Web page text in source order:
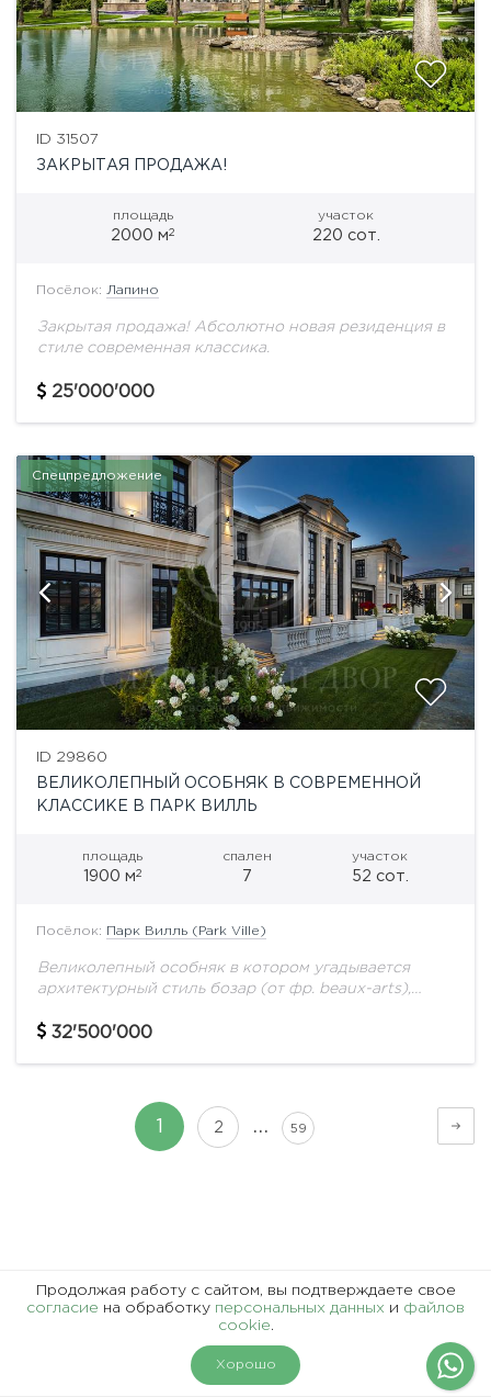
На карте
ID 31507
ЗАКРЫТАЯ ПРОДАЖА!
площадь
2000 м2
участок
220 сот.
Посёлок: Лапино
Закрытая продажа! Абсолютно новая резиденция в
стиле современная классика.
25'000'000
Спецпредложение
ID 29860
ВЕЛИКОЛЕПНЫЙ ОСОБНЯК В СОВРЕМЕННОЙ
КЛАССИКЕ В ПАРК ВИЛЛЬ
площадь
1900 м2
спален
7
участок
52 сот.
Посёлок: Парк Вилль (Park Ville)
Великолепный особняк в котором угадывается
архитектурный стиль бозар (от фр. beaux-arts),
протяжении ста с лишним лет господствовавший в
32'500'000
2 … 59
носит информационный характер и не является
Продолжая работу с сайтом, вы подтверждаете свое
согласие на обработку персональных данных и файлов
cookie.
Хорошо